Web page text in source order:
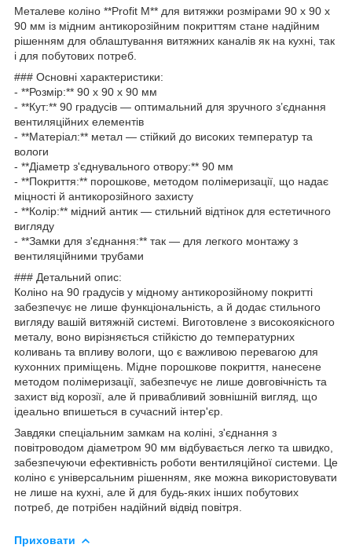
Металеве коліно **Profit M** для витяжки розмірами 90 х 90 х
90 мм із мідним антикорозійним покриттям стане надійним
рішенням для облаштування витяжних каналів як на кухні, так
і для побутових потреб.
### Основні характеристики:
- **Розмір:** 90 х 90 х 90 мм
- **Кут:** 90 градусів — оптимальний для зручного з’єднання
вентиляційних елементів
- **Матеріал:** метал — стійкий до високих температур та
вологи
- **Діаметр з'єднувального отвору:** 90 мм
- **Покриття:** порошкове, методом полімеризації, що надає
міцності й антикорозійного захисту
- **Колір:** мідний антик — стильний відтінок для естетичного
вигляду
- **Замки для з'єднання:** так — для легкого монтажу з
вентиляційними трубами
### Детальний опис:
Коліно на 90 градусів у мідному антикорозійному покритті
забезпечує не лише функціональність, а й додає стильного
вигляду вашій витяжній системі. Виготовлене з високоякісного
металу, воно вирізняється стійкістю до температурних
коливань та впливу вологи, що є важливою перевагою для
кухонних приміщень. Мідне порошкове покриття, нанесене
методом полімеризації, забезпечує не лише довговічність та
захист від корозії, але й привабливий зовнішній вигляд, що
ідеально впишеться в сучасний інтер'єр.
Завдяки спеціальним замкам на коліні, з'єднання з
повітроводом діаметром 90 мм відбувається легко та швидко,
забезпечуючи ефективність роботи вентиляційної системи. Це
коліно є універсальним рішенням, яке можна використовувати
не лише на кухні, але й для будь-яких інших побутових
потреб, де потрібен надійний відвід повітря.
Приховати